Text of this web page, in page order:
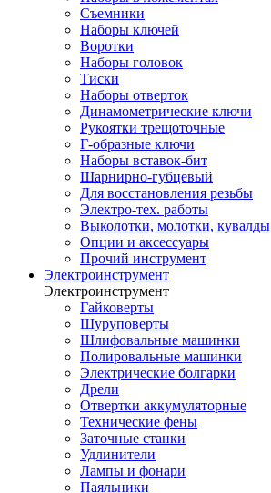
Съемники
Наборы ключей
Воротки
Наборы головок
Тиски
Наборы отверток
Динамометрические ключи
Рукоятки трещоточные
Г-образные ключи
Наборы вставок-бит
Шарнирно-губцевый
Для восстановления резьбы
Электро-тех. работы
Выколотки, молотки, кувалды
Опции и аксессуары
Прочий инструмент
Электроинструмент
Электроинструмент
Гайковерты
Шуруповерты
Шлифовальные машинки
Полировальные машинки
Электрические болгарки
Дрели
Отвертки аккумуляторные
Технические фены
Заточные станки
Удлинители
Лампы и фонари
Паяльники